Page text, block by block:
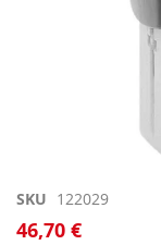
Zum
Anfang
der
SKU 122029
46,70 €